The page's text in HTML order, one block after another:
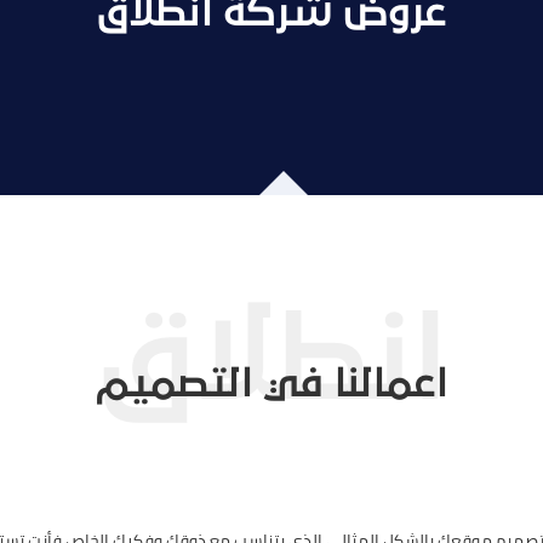
عروض شركة انطلاق
اعمالنا في التصميم